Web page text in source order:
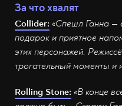
За что хвалят
Collider: «Спешл Ганна —
подарок и приятное
этих персонажей.
трогательный моменты и
Rolling Stone: «В конце